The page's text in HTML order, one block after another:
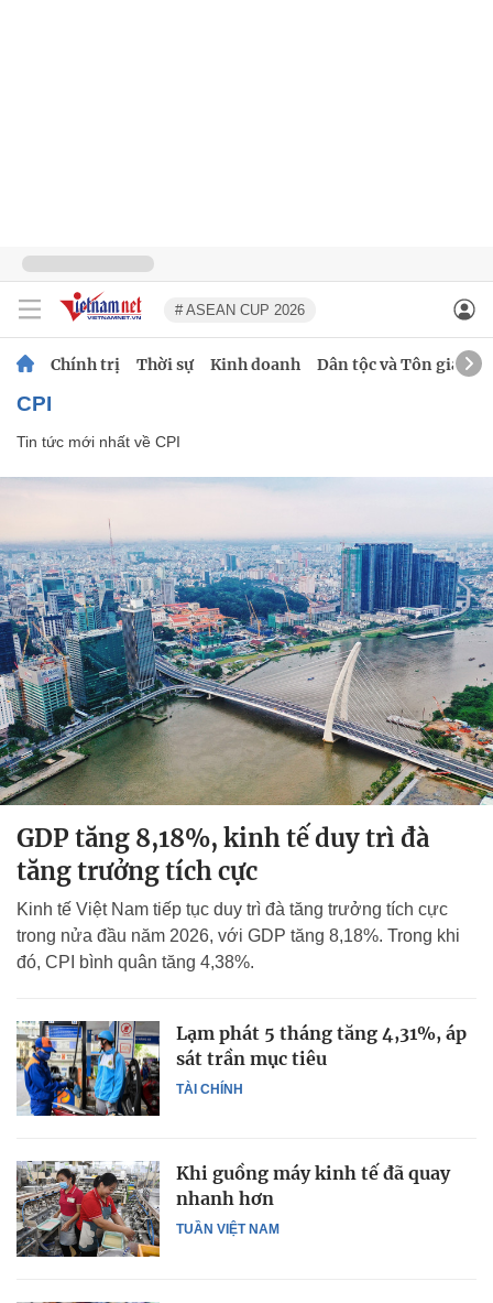
# ASEAN CUP 2026
Chính trị Thời sự Kinh doanh Dân tộc và Tôn giáo
CPI
Tin tức mới nhất về CPI
GDP tăng 8,18%, kinh tế duy trì đà
tăng trưởng tích cực
Kinh tế Việt Nam tiếp tục duy trì đà tăng trưởng tích cực
trong nửa đầu năm 2026, với GDP tăng 8,18%. Trong khi
đó, CPI bình quân tăng 4,38%.
TÀI CHÍNH
Lạm phát 5 tháng tăng 4,31%, áp
sát trần mục tiêu
TUẦN VIỆT NAM
Khi guồng máy kinh tế đã quay
nhanh hơn